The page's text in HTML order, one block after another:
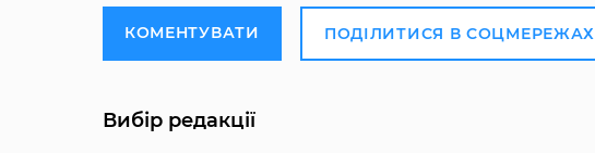
КОМЕНТУВАТИ ПОДІЛИТИСЯ В СОЦМЕРЕЖАХ
Вибір редакції